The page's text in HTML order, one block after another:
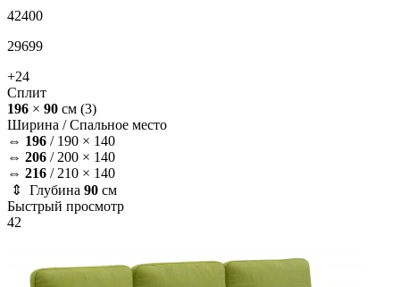
42400
29699
+24
Сплит
196 × 90 см (3)
Ширина /Спальное место
⇔ 196 / 190 × 140
⇔ 206 / 200 × 140
⇔ 216 / 210 × 140
⇕ Глубина 90 см
Быстрый просмотр
42